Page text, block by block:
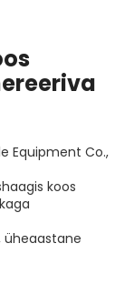
Equipment Co.,
koos
üheaastane